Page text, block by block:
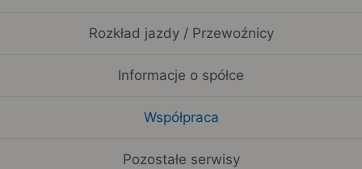
Rozkład jazdy / Przewoźnicy
Informacje o spółce
Współpraca
Pozostałe serwisy